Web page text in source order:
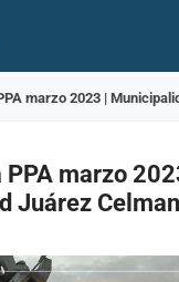
marzo 2023 |
marzo
Juárez Celman